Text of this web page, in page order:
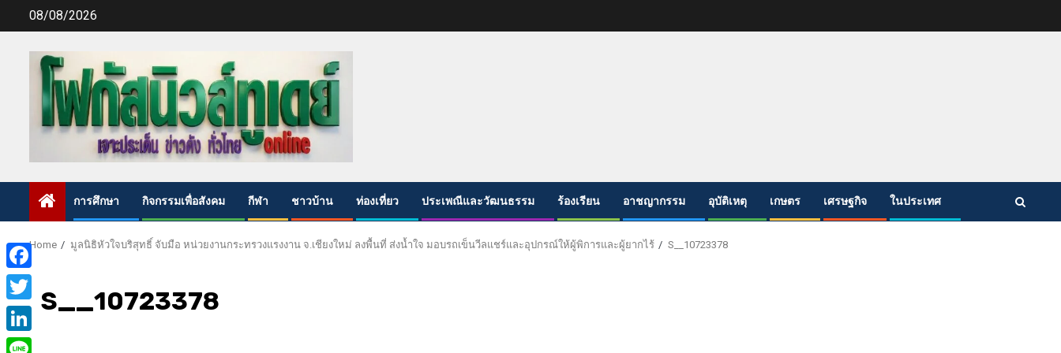
08/08/2026
การศึกษา กิจกรรมเพื่อสังคม กีฬา ชาวบ้าน ท่องเที่ยว ประเพณีและวัฒนธรรม ร้องเรียน อาชญากรรม อุบัติเหตุ เกษตร เศรษฐกิจ ในประเทศ
Home มูลนิธิหัวใจบริสุทธิ์ จับมือ หน่วยงานกระทรวงแรงงาน จ.เชียงใหม่ ลงพื้นที่ ส่งน้ำใจ มอบรถเข็นวีลแชร์และอุปกรณ์ให้ผู้พิการและผู้ยากไร้ S__10723378
S__10723378
Facebook
Twitter
LinkedIn